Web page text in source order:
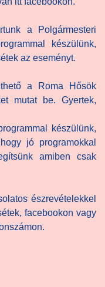
a Polgármesteri
készülünk,
az eseményt.
a Roma Hősök
mutat be. Gyertek,
készülünk,
jó programokkal
amiben csak
észrevételekkel
facebookon vagy